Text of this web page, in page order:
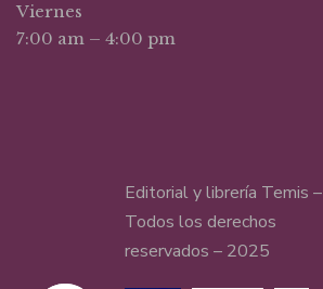
Viernes
7:00 am – 4:00 pm
Editorial y librería Temis –
Todos los derechos
reservados – 2025